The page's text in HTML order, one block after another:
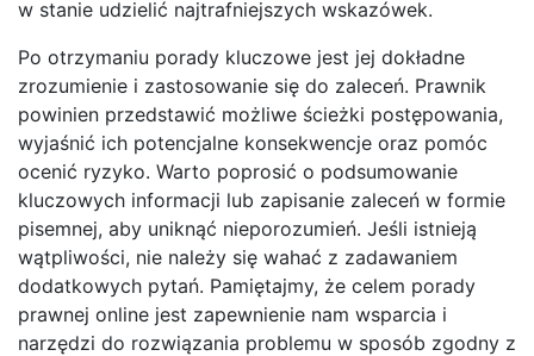
w stanie udzielić najtrafniejszych wskazówek.
Po otrzymaniu porady kluczowe jest jej dokładne
zrozumienie i zastosowanie się do zaleceń. Prawnik
powinien przedstawić możliwe ścieżki postępowania,
wyjaśnić ich potencjalne konsekwencje oraz pomóc
ocenić ryzyko. Warto poprosić o podsumowanie
kluczowych informacji lub zapisanie zaleceń w formie
pisemnej, aby uniknąć nieporozumień. Jeśli istnieją
wątpliwości, nie należy się wahać z zadawaniem
dodatkowych pytań. Pamiętajmy, że celem porady
prawnej online jest zapewnienie nam wsparcia i
narzędzi do rozwiązania problemu w sposób zgodny z